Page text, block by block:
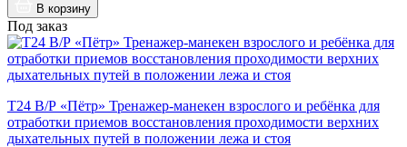
В корзину
Под заказ
Т24 В/Р «Пётр» Тренажер-манекен взрослого и ребёнка для
отработки приемов восстановления проходимости верхних
дыхательных путей в положении лежа и стоя